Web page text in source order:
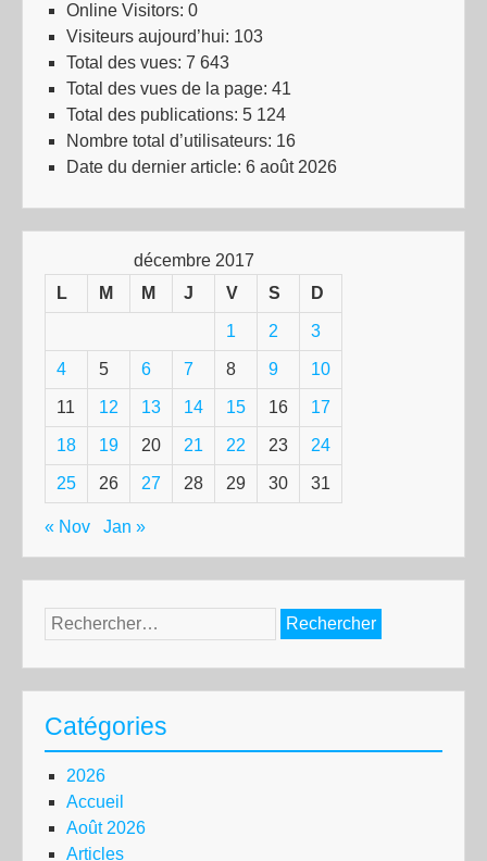
Online Visitors: 0
Visiteurs aujourd’hui: 103
Total des vues: 7 643
Total des vues de la page: 41
Total des publications: 5 124
Nombre total d’utilisateurs: 16
Date du dernier article: 6 août 2026
décembre 2017
L
M M J V S D
1 2 3
4 5 6 7 8 9 10
11 12 13 14 15 16 17
18 19 20 21 22 23 24
25 26 27 28 29 30 31
« Nov Jan »
Rechercher :
Catégories
2026
Accueil
Août 2026
Articles